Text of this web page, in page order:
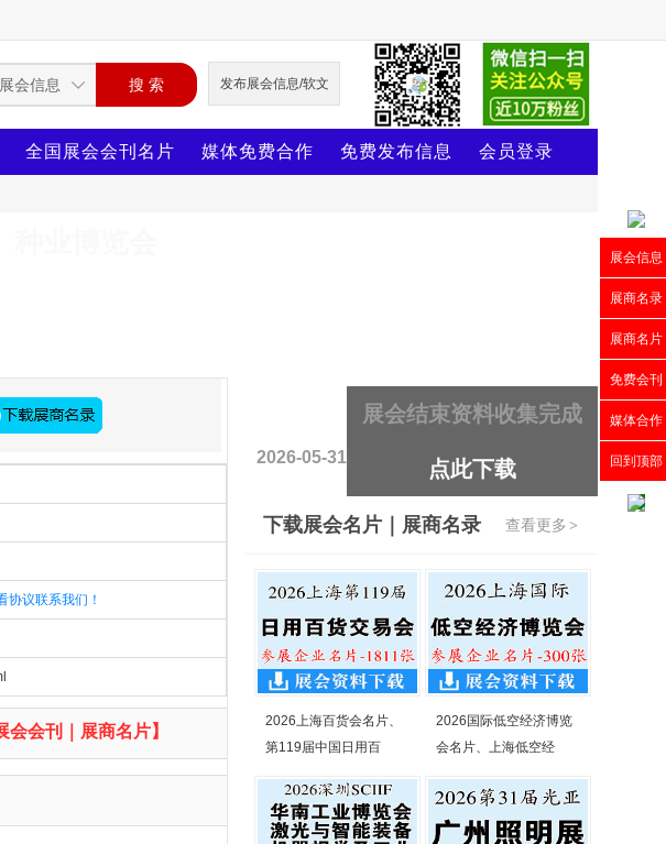
发布展会信息/软文
全国展会会刊名片 媒体免费合作 免费发布信息 会员登录
协议联系我们！
会刊｜展商名片】
2026-05-31
展会结束资料收集完成
点此下载
查看更多 >
下载展会名片｜展商名录
2026上海百货会名片、
第119届中国日用百
2026国际低空经济博览
会名片、上海低空经
展会信息
展商名录
展商名片
免费会刊
媒体合作
回到顶部